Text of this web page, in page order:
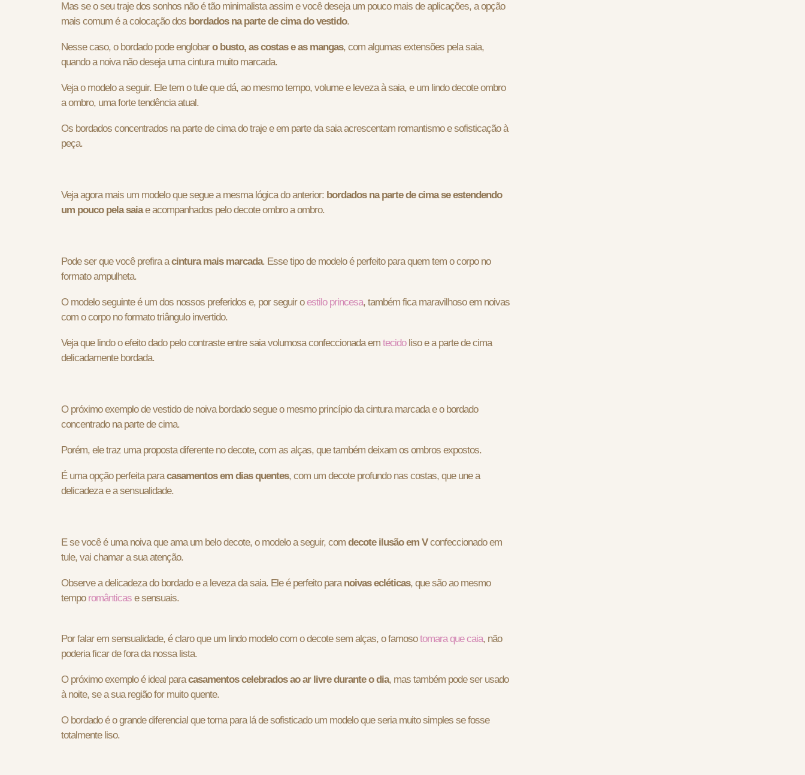
Mas se o seu traje dos sonhos não é tão minimalista assim e você deseja um pouco mais de aplicações, a opção
mais comum é a colocação dos bordados na parte de cima do vestido.
Nesse caso, o bordado pode englobaro busto, as costas e as mangas, com algumas extensões pela saia,
quando a noiva não deseja uma cintura muito marcada.
Veja o modelo a seguir. Ele tem o tule que dá, ao mesmo tempo, volume e leveza à saia, e um lindo decote ombro
a ombro, uma forte tendência atual.
Os bordados concentrados na parte de cima do traje e em parte da saia acrescentam romantismo e sofisticação à
peça.
Veja agora mais um modelo que segue a mesma lógica do anterior: bordados na parte de cima se estendendo
um pouco pela saiae acompanhados pelo decote ombro a ombro.
Pode ser que você prefira acintura mais marcada. Esse tipo de modelo é perfeito para quem tem o corpo no
formato ampulheta.
O modelo seguinte é um dos nossos preferidos e, por seguir oestilo princesa, também fica maravilhoso em noivas
com o corpo no formato triângulo invertido.
Veja que lindo o efeito dado pelo contraste entre saia volumosa confeccionada em tecidoliso e a parte de cima
delicadamente bordada.
O próximo exemplo de vestido de noiva bordado segue o mesmo princípio da cintura marcada e o bordado
concentrado na parte de cima.
Porém, ele traz uma proposta diferente no decote, com as alças, que também deixam os ombros expostos.
É uma opção perfeita paracasamentos em dias quentes, com um decote profundo nas costas, que une a
delicadeza e a sensualidade.
E se você é uma noiva que ama um belo decote, o modelo a seguir, com decote ilusão em Vconfeccionado em
tule, vai chamar a sua atenção.
Observe a delicadeza do bordado e a leveza da saia. Ele é perfeito paranoivas ecléticas, que são ao mesmo
tempo românticas e sensuais.
Por falar em sensualidade, é claro que um lindo modelo com o decote sem alças, o famosotomara que caia, não
poderia ficar de fora da nossa lista.
O próximo exemplo é ideal paracasamentos celebrados ao ar livre durante o dia, mas também pode ser usado
à noite, se a sua região for muito quente.
O bordado é o grande diferencial que torna para lá de sofisticado um modelo que seria muito simples se fosse
totalmente liso.